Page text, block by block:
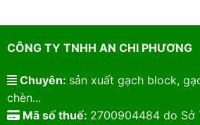
CÔNG TY TNHH AN CHI PHƯƠNG
Chuyên: sản xuất gạch block,
chèn...
Mã số thuế: 2700904484 do Sở